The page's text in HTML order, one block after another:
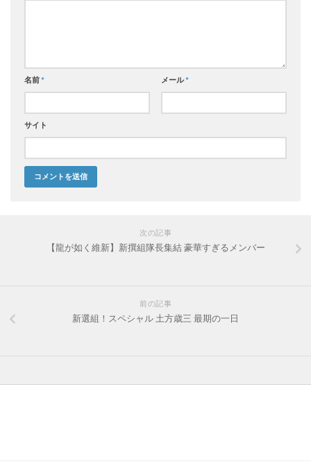
名前* メール*
サイト
次の記事
【龍が如く維新】新撰組隊長集結 豪華すぎるメンバー
前の記事
新選組！スペシャル 土方歳三 最期の一日